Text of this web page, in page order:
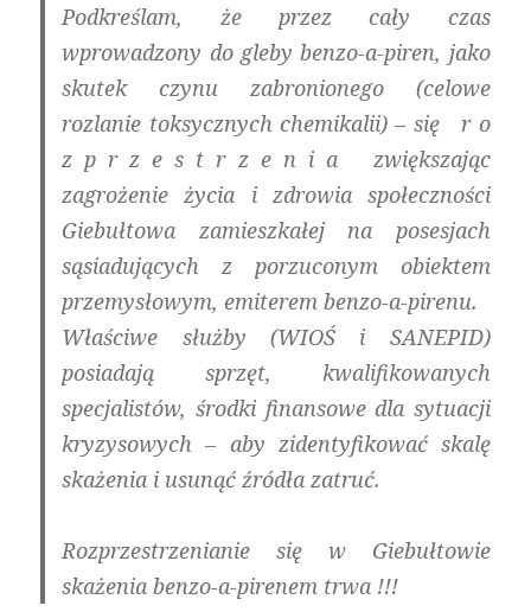
Podkreślam, że przez cały czas
wprowadzony do gleby benzo-a-piren, jako
skutek czynu zabronionego (celowe
rozlanie toksycznych chemikalii) – się r o
z p r z e s t r z e n i a zwiększając
zagrożenie życia i zdrowia społeczności
Giebułtowa zamieszkałej na posesjach
sąsiadujących z porzuconym obiektem
przemysłowym, emiterem benzo-a-pirenu.
Właściwe służby (WIOŚ i SANEPID)
posiadają sprzęt, kwalifikowanych
specjalistów, środki finansowe dla sytuacji
kryzysowych – aby zidentyfikować skalę
skażenia i usunąć źródła zatruć.
Rozprzestrzenianie się w Giebułtowie
skażenia benzo-a-pirenem trwa !!!